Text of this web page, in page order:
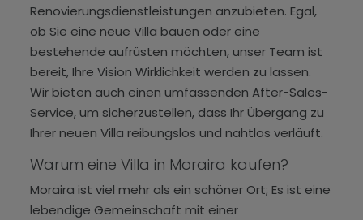
Renovierungsdienstleistungen anzubieten. Egal,
ob Sie eine neue Villa bauen oder eine
bestehende aufrüsten möchten, unser Team ist
bereit, Ihre Vision Wirklichkeit werden zu lassen.
Wir bieten auch einen umfassenden After-Sales-
Service, um sicherzustellen, dass Ihr Übergang zu
Ihrer neuen Villa reibungslos und nahtlos verläuft.
Warum eine Villa in Moraira kaufen?
Moraira ist viel mehr als ein schöner Ort; Es ist eine
lebendige Gemeinschaft mit einer